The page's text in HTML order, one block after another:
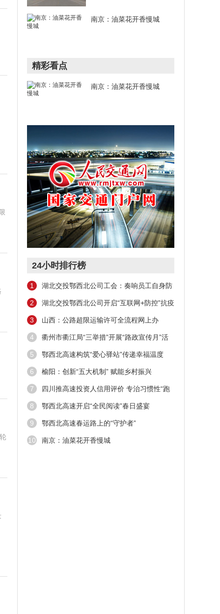
南京：油菜花开香慢城
精彩看点
南京：油菜花开香慢城
24小时排行榜
1
湖北交投鄂西北公司工会：奏响员工自身防
2
湖北交投鄂西北公司开启“互联网+防控”抗疫
3
山西：公路超限运输许可全流程网上办
4
衢州市衢江局“三举措”开展“路政宣传月”活
5
鄂西北高速构筑“爱心驿站”传递幸福温度
6 榆阳：创新“五大机制” 赋能乡村振兴
7
四川推高速投资人信用评价 专治习惯性“跑
8
鄂西北高速开启“全民阅读”春日盛宴
9 鄂西北高速春运路上的“守护者”
10 南京：油菜花开香慢城